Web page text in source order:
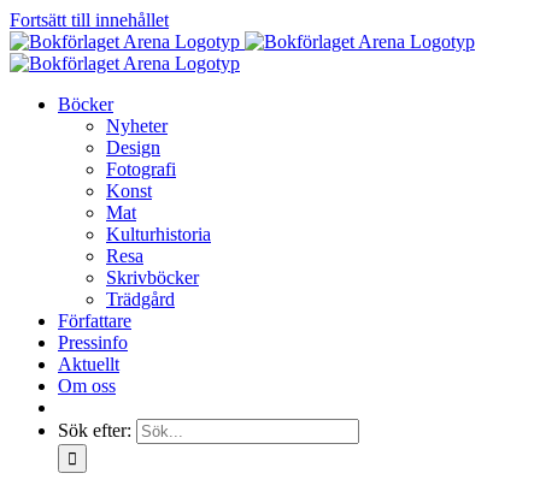
Fortsätt till innehållet
Böcker
Nyheter
Design
Fotografi
Konst
Mat
Kulturhistoria
Resa
Skrivböcker
Trädgård
Författare
Pressinfo
Aktuellt
Om oss
Sök efter: